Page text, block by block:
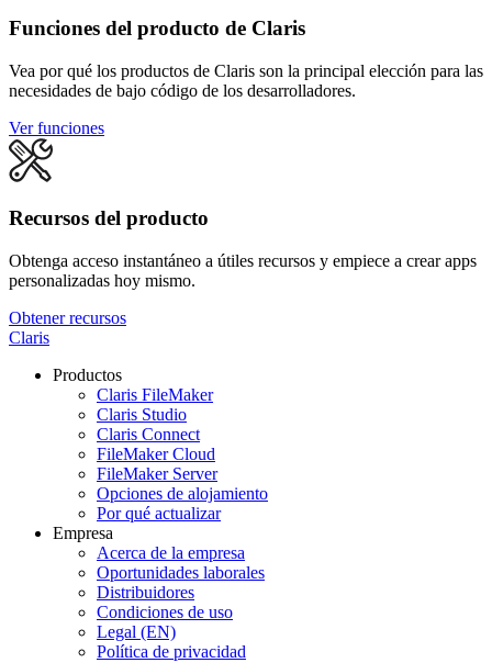
Funciones del producto de Claris
Vea por qué los productos de Claris son la principal elección para las
necesidades de bajo código de los desarrolladores.
Ver funciones
Recursos del producto
Obtenga acceso instantáneo a útiles recursos y empiece a crear apps
personalizadas hoy mismo.
Obtener recursos
Claris
Productos
Claris FileMaker
Claris Studio
Claris Connect
FileMaker Cloud
FileMaker Server
Opciones de alojamiento
Por qué actualizar
Empresa
Acerca de la empresa
Oportunidades laborales
Distribuidores
Condiciones de uso
Legal (EN)
Política de privacidad